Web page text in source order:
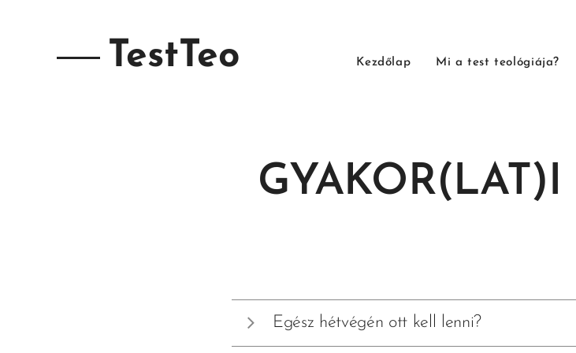
TestTeo Kezdőlap Mi a test teológiája?
GYAKOR(LAT)I
Egész hétvégén ott kell lenni?